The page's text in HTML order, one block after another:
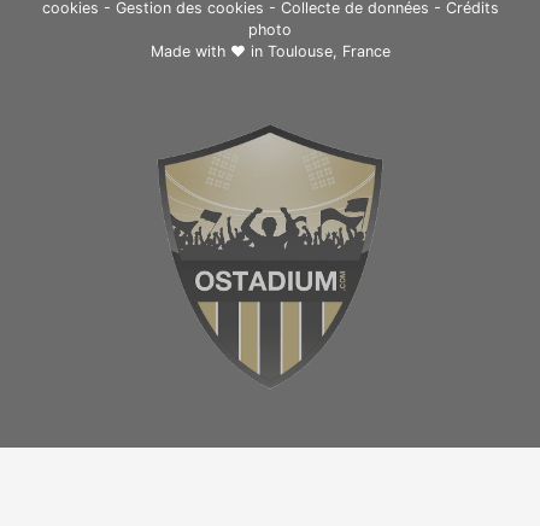
cookies - Gestion des cookies - Collecte de données - Crédits
photo
Made with ❤ in Toulouse, France